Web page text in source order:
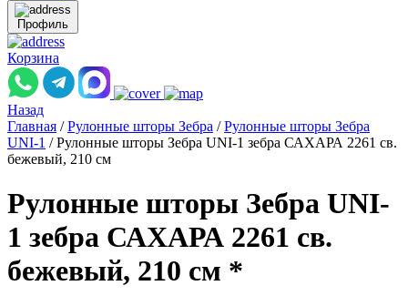
Профиль
Корзина
Назад
Главная / Рулонные шторы Зебра / Рулонные шторы Зебра
UNI-1 / Рулонные шторы Зебра UNI-1 зебра САХАРА 2261 св.
бежевый, 210 см
Рулонные шторы Зебра UNI-
1 зебра САХАРА 2261 св.
бежевый, 210 см *